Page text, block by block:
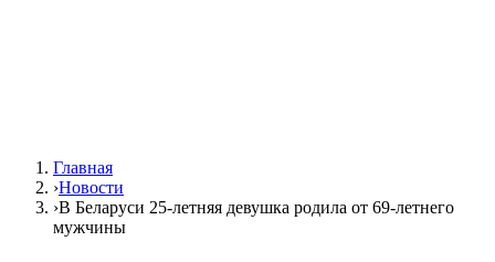
Главная
›Новости
›В Беларуси 25-летняя девушка родила от 69-летнего
мужчины